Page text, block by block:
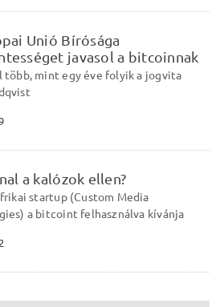
Unió Bírósága
javasol a bitcoinnak
több, mint egy éve folyik a jogvita
a kalózok ellen?
startup (Custom Media
a bitcoint felhasználva kívánja